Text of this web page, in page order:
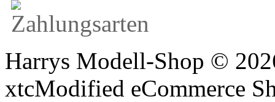
Harrys Modell-Shop ©
xtcModified eCommerce